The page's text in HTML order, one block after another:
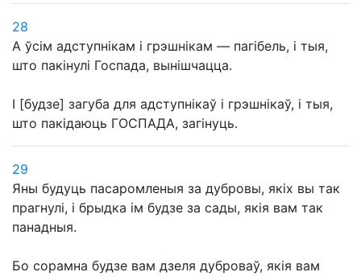
28
А ўсім адступнікам і грэшнікам — пагібель, і тыя,
што пакінулі Госпада, вынішчацца.
І [будзе] загуба для адступнікаў і грэшнікаў, і тыя,
што пакідаюць ГОСПАДА, загінуць.
29
Яны будуць пасаромленыя за дубровы, якіх вы так
прагнулі, і брыдка ім будзе за сады, якія вам так
панадныя.
Бо сорамна будзе вам дзеля дуброваў, якія вам